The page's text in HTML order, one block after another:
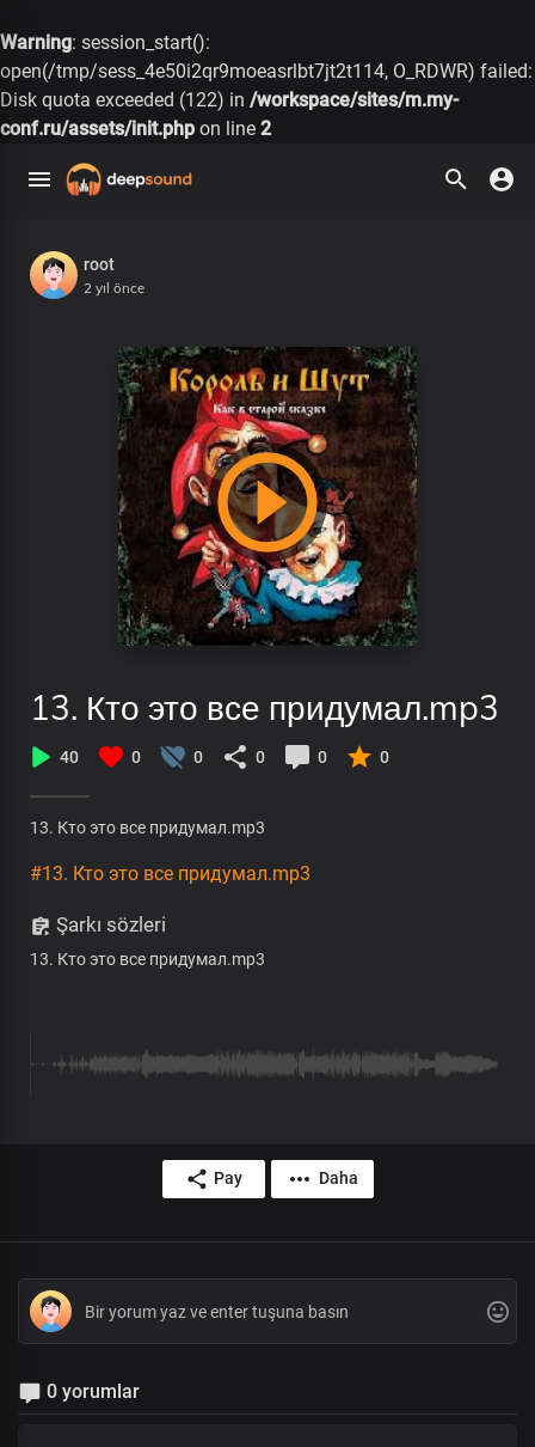
Warning: session_start():
open(/tmp/sess_4e50i2qr9moeasrlbt7jt2t114, O_RDWR) failed:
Disk quota exceeded (122) in /workspace/sites/m.my-
conf.ru/assets/init.php on line 2
root
2 yıl önce
13. Кто это все придумал.mp3
40 0 0 0 0 0
13. Кто это все придумал.mp3
#13. Кто это все придумал.mp3
Şarkı sözleri
13. Кто это все придумал.mp3
Pay Daha
0 yorumlar